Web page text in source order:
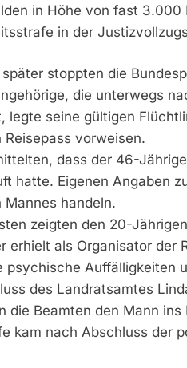
in Höhe von fast
in der
stoppten die
die unterwegs
legte seine gültigen
vorweisen.
dass der 46-
hatte. Eigenen Angaben
Mannes handeln.
zeigten den 20-
erhielt als Organisator der
psychische Auffälligkeiten
des Landratsamtes
die Beamten den Mann
kam nach Abschluss der